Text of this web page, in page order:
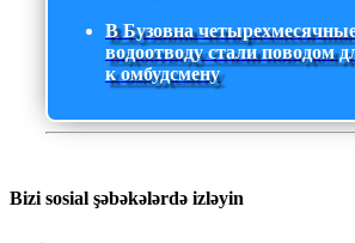
В Бузовна
водоотводу стали поводом
к омбудсмену
Bizi sosial şəbəkələrdə izləyin